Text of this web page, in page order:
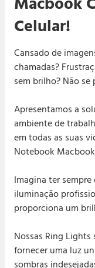
todo
Caso
Entrega
Celular!
Cansado de
chamadas?
sem brilho? Não se
Apresentamos a
ambiente de
em todas as suas
Notebook
Imagina ter
iluminação
proporciona um
Nossas Ring
fornecer uma luz
sombras